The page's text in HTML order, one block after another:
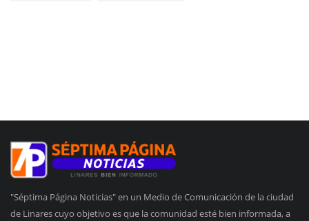
"Séptima Página Noticias" en un Medio de Comunicación de la ciudad
de Linares cuyo objetivo es que la comunidad esté bien informada, a